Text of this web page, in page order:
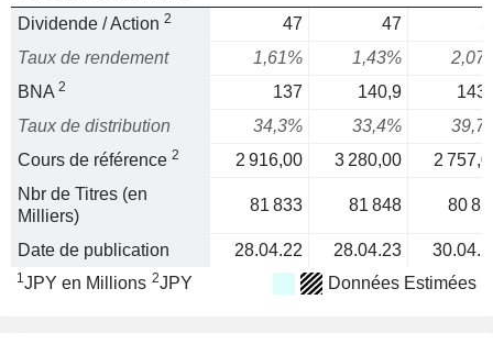
Dividende / Action 2 47 47
Taux de rendement
1,61% 1,43%
BNA 2 137 140,9
Taux de distribution
34,3% 33,4%
Cours de référence 2 2 916,00 3 280,00
2
Nbr de Titres (en
Milliers)
81 833 81 848 80
Date de publication 28.04.22 28.04.23
1JPY en Millions 2JPY Données Estimées